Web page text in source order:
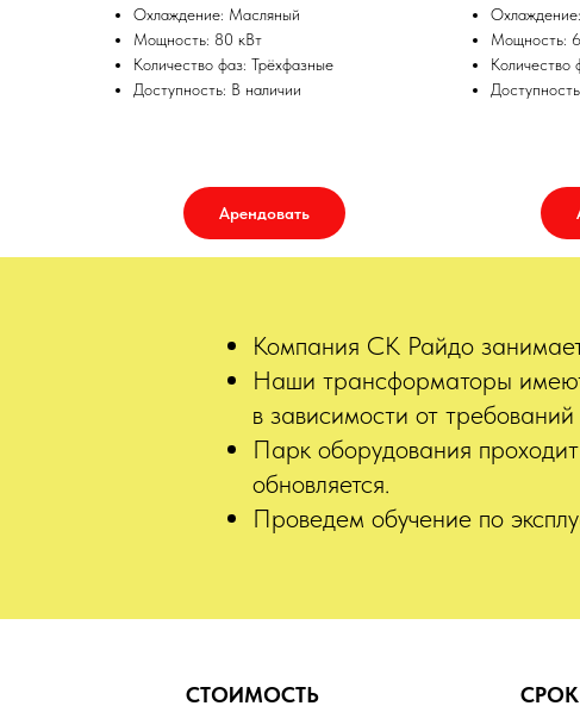
Охлаждение: Масляный
Мощность: 80 кВт
Количество фаз: Трёхфазные
Доступность: В наличии
Арендовать
Мощность:
Количество
Компания СК Райдо
Наши трансформаторы
в зависимости от
Парк оборудования
обновляется.
Проведем обучение по
СТОИМОСТЬ